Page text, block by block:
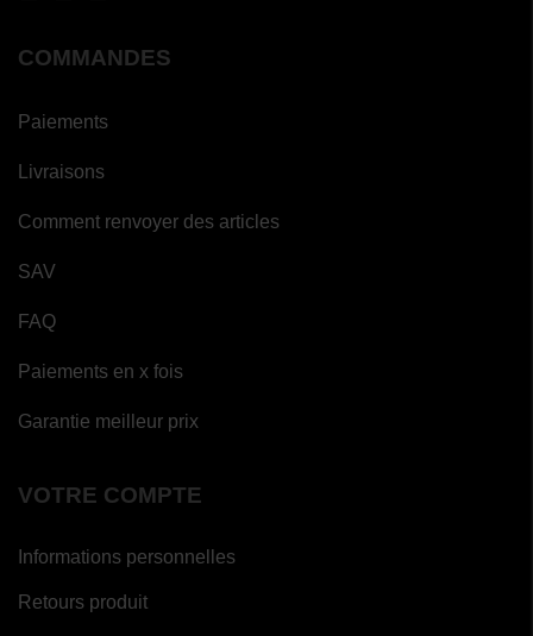
COMMANDES
Paiements
Livraisons
Comment renvoyer des articles
SAV
FAQ
Paiements en x fois
Garantie meilleur prix
VOTRE COMPTE
Informations personnelles
Retours produit